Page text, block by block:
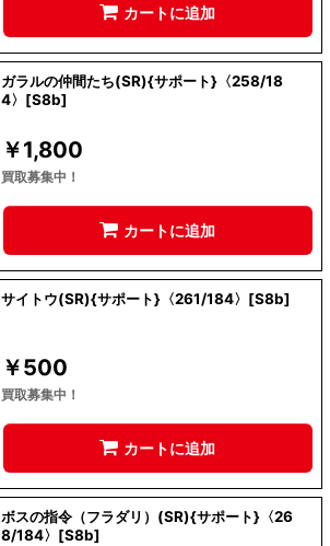
カートに追加
ガラルの仲間たち(SR){サポート}〈258/18
4〉[S8b]
￥1,800
買取募集中！
カートに追加
サイトウ(SR){サポート}〈261/184〉[S8b]
￥500
買取募集中！
カートに追加
ボスの指令（フラダリ）(SR){サポート}〈26
8/184〉[S8b]